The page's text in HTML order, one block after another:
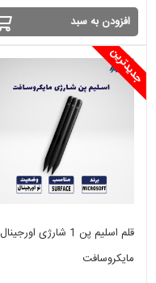
افزودن به سبد
قلم اسلیم پن 1 شارژی اورجینال
مایکروسافت